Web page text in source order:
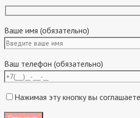
Ваше имя (обязательно)
Ваш телефон (обязательно)
Нажимая эту кнопку вы